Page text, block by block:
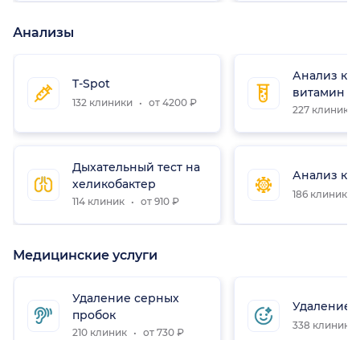
Анализы
T-Spot
132 клиники от 4200 ₽
Дыхательный тест на
хеликобактер
114 клиник от 910 ₽
Анализ
витамин D
227 клиник
Анализ
186 клиник
Медицинские услуги
Удаление серных
пробок
210 клиник от 730 ₽
Удаление
338 клиник